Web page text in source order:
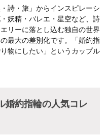
詩・旅」からインスピレーシ
妖精・バレエ・星空など、詩
リーに落とし込む独自の世界
最大の差別化です。「婚約指
物にしたい」というカップル
婚約指輪の人気コレ